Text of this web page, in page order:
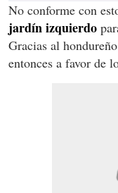
No conforme con
jardín izquierdo
Gracias al
entonces a favor de